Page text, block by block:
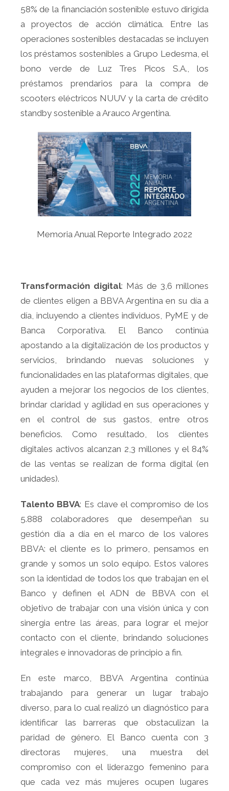
58% de la financiación sostenible estuvo dirigida
a proyectos de acción climática. Entre las
operaciones sostenibles destacadas se incluyen
los préstamos sostenibles a Grupo Ledesma, el
bono verde de Luz Tres Picos S.A., los
préstamos prendarios para la compra de
scooters eléctricos NUUV y la carta de crédito
standby sostenible a Arauco Argentina.
Memoria Anual Reporte Integrado 2022
Transformación digital: Más de 3,6 millones
de clientes eligen a BBVA Argentina en su día a
día, incluyendo a clientes individuos, PyME y de
Banca Corporativa. El Banco continúa
apostando a la digitalización de los productos y
servicios, brindando nuevas soluciones y
funcionalidades en las plataformas digitales, que
ayuden a mejorar los negocios de los clientes,
brindar claridad y agilidad en sus operaciones y
en el control de sus gastos, entre otros
beneficios. Como resultado, los clientes
digitales activos alcanzan 2,3 millones y el 84%
de las ventas se realizan de forma digital (en
unidades).
Talento BBVA: Es clave el compromiso de los
5.888 colaboradores que desempeñan su
gestión día a día en el marco de los valores
BBVA: el cliente es lo primero, pensamos en
grande y somos un solo equipo. Estos valores
son la identidad de todos los que trabajan en el
Banco y definen el ADN de BBVA con el
objetivo de trabajar con una visión única y con
sinergia entre las áreas, para lograr el mejor
contacto con el cliente, brindando soluciones
integrales e innovadoras de principio a fin.
En este marco, BBVA Argentina continúa
trabajando para generar un lugar trabajo
diverso, para lo cual realizó un diagnóstico para
identificar las barreras que obstaculizan la
paridad de género. El Banco cuenta con 3
directoras mujeres, una muestra del
compromiso con el liderazgo femenino para
que cada vez más mujeres ocupen lugares